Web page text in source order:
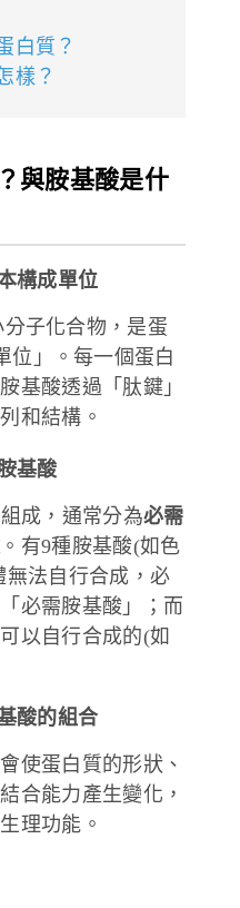
白質？
樣？
與胺基酸是什
構成單位
子化合物，是蛋
位」。每一個蛋白
基酸透過「肽鍵」
和結構。
基酸
成，通常分為必需
。有9種胺基酸(如色
無法自行合成，必
必需胺基酸」；而
以自行合成的(如
酸的組合
使蛋白質的形狀、
合能力產生變化，
理功能。